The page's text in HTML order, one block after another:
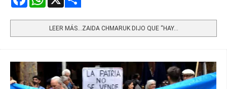
LEER MÁS…ZAIDA CHMARUK DIJO QUE “HAY...